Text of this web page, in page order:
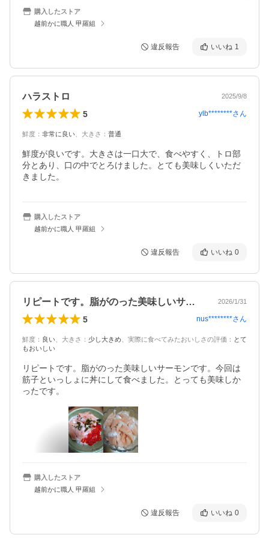
購入したストア
越前かに職人 甲羅組
違反報告 いいね 1
ハラストロ 2025/9/8
5 ylb********さん
鮮度 ： 非常に良い 大きさ ： 普通
鮮度が良いです。大きさは一口大で、食べやすく、トロ部
分とあり、口の中でとろけました。とても美味しくいただ
きました。
購入したストア
越前かに職人 甲羅組
違反報告 いいね 0
リピートです。脂がのった美味しいサーモ… 2026/1/31
5 nus********さん
鮮度 ： 良い 大きさ ： 少し大きめ 実際に食べてみたおいしさの評価 ： とて
もおいしい
リピートです。脂がのった美味しいサーモンです。今回は
筋子といっしょに丼にして食べました。とっても美味しか
ったです。
購入したストア
越前かに職人 甲羅組
違反報告 いいね 0